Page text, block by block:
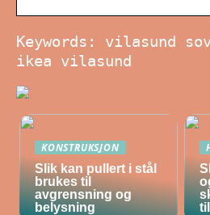
Keywords: vilasund
ikea vilasund
KONSTRUKSJON
Slik kan pullert i stål
brukes til
avgrensning og
belysning